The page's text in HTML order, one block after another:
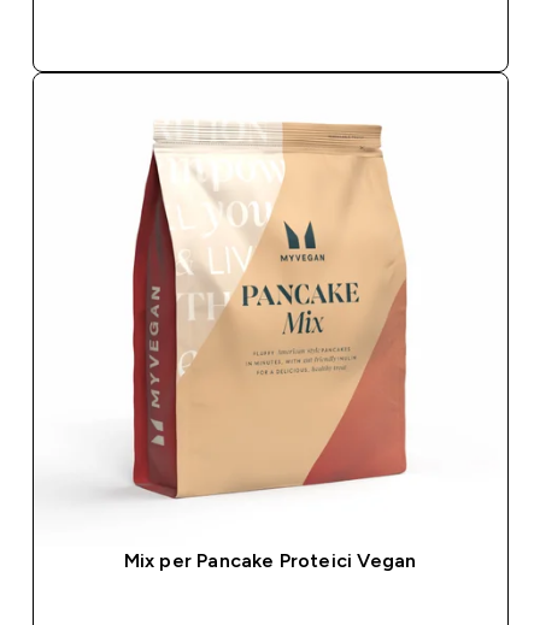
Mix per Pancake Proteici Vegan